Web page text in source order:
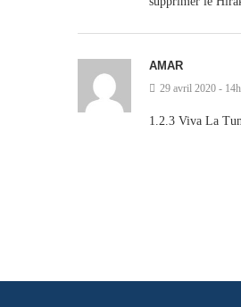
AMAR
29 avril 2020 -
1.2.3 Viva La